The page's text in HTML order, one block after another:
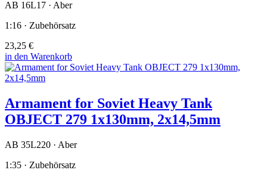
AB 16L17 · Aber
1:16 · Zubehörsatz
23,25 €
in den Warenkorb
Armament for Soviet Heavy Tank
OBJECT 279 1x130mm, 2x14,5mm
AB 35L220 · Aber
1:35 · Zubehörsatz